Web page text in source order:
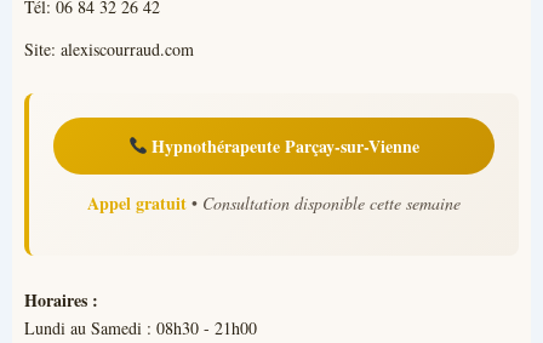
Tél: 06 84 32 26 42
Site: alexiscourraud.com
Hypnothérapeute Parçay-sur-Vienne
Appel gratuit • Consultation disponible cette semaine
Horaires :
Lundi au Samedi : 08h30 - 21h00